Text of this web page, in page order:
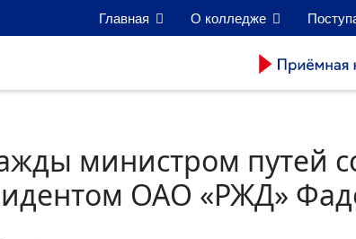
Главная О колледже
министром путей
ОАО «РЖД»